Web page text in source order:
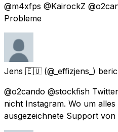
@m4xfps @KairockZ
Probleme
Jens 🇪🇺 (@_effizjens_)
@o2cando @stockfish
nicht Instagram. Wo um
ausgezeichnete Support von